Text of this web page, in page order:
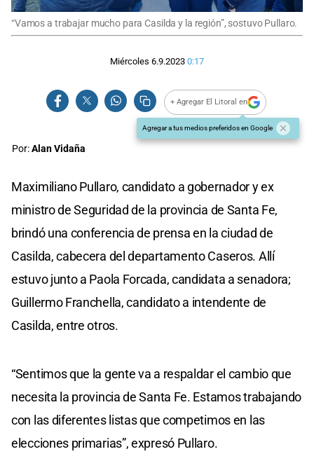
“Vamos a trabajar mucho para Casilda y la región”, sostuvo Pullaro.
Miércoles 6.9.2023 0:17
+ Agregar El Litoral en
Agregar a tus medios preferidos en Google
Por:Alan Vidaña
Maximiliano Pullaro, candidato a gobernador y ex
ministro de Seguridad de la provincia de Santa Fe,
brindó una conferencia de prensa en la ciudad de
Casilda, cabecera del departamento Caseros. Allí
estuvo junto a Paola Forcada, candidata a senadora;
Guillermo Franchella, candidato a intendente de
Casilda, entre otros.
“Sentimos que la gente va a respaldar el cambio que
necesita la provincia de Santa Fe. Estamos trabajando
con las diferentes listas que competimos en las
elecciones primarias”, expresó Pullaro.